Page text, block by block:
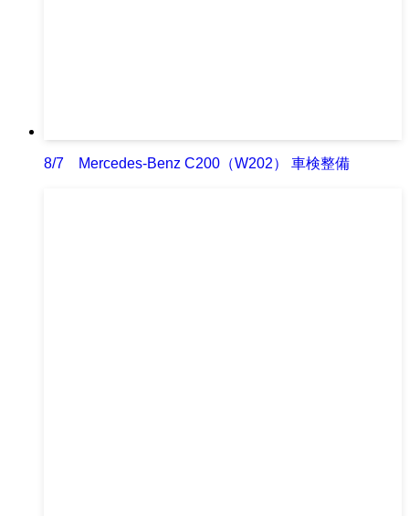
8/7 Mercedes-Benz C200（W202） 車検整備